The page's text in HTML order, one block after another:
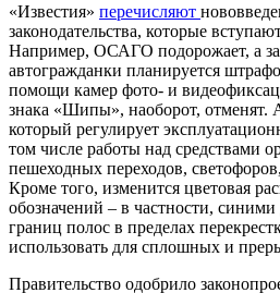
«Известия» перечисляют
законодательства, которые
Например, ОСАГО подорожает, а за
автогражданки планируется
помощи камер фото- и
знака «Шипы», наоборот, отменят.
который регулирует
том числе работы над средствами
пешеходных переходов,
Кроме того, изменится цветовая
обозначений – в частности,
границ полос в пределах
использовать для сплошных и
Правительство одобрило